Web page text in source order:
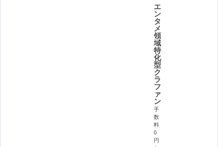
エ
ン
タ
メ
領
域
特
化
型
ク
ラ
フ
ァ
ン
手
数
料
0
円